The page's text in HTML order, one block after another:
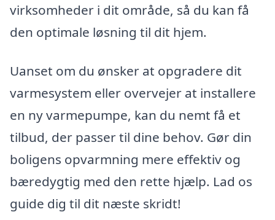
virksomheder i dit område, så du kan få
den optimale løsning til dit hjem.
Uanset om du ønsker at opgradere dit
varmesystem eller overvejer at installere
en ny varmepumpe, kan du nemt få et
tilbud, der passer til dine behov. Gør din
boligens opvarmning mere effektiv og
bæredygtig med den rette hjælp. Lad os
guide dig til dit næste skridt!